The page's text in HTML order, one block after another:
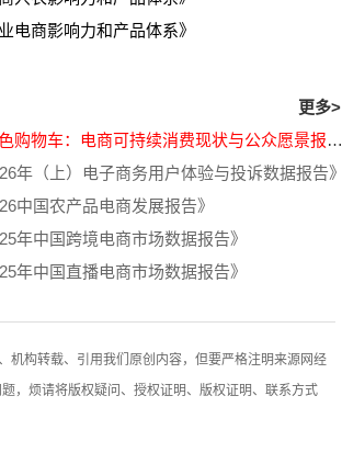
业电商影响力和产品体系》
更多>
《绿色购物车：电商可持续消费现状与公众愿景报告》
年（上）电子商务用户体验与投诉数据报告》
中国农产品电商发展报告》
年中国跨境电商市场数据报告》
年中国直播电商市场数据报告》
机构转载、引用我们原创内容，但要严格注明来源网经
，烦请将版权疑问、授权证明、版权证明、联系方式